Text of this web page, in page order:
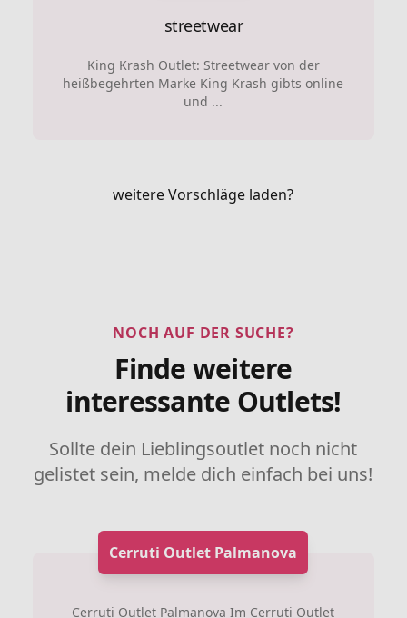
streetwear
King Krash Outlet: Streetwear von der
heißbegehrten Marke King Krash gibts online
und ...
weitere Vorschläge laden?
NOCH AUF DER SUCHE?
Finde weitere
interessante Outlets!
Sollte dein Lieblingsoutlet noch nicht
gelistet sein, melde dich einfach bei uns!
Cerruti Outlet Palmanova
Cerruti Outlet Palmanova Im Cerruti Outlet